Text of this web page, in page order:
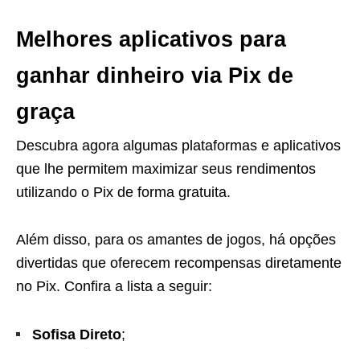
Melhores aplicativos para
ganhar dinheiro via Pix de
graça
Descubra agora algumas plataformas e aplicativos
que lhe permitem maximizar seus rendimentos
utilizando o Pix de forma gratuita.
Além disso, para os amantes de jogos, há opções
divertidas que oferecem recompensas diretamente
no Pix. Confira a lista a seguir:
Sofisa Direto;